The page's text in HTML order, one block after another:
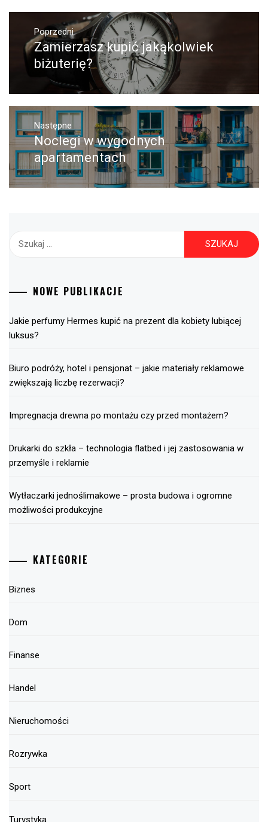
Nawigacja
wpisu
Poprzedni
Poprzedni
wpis:
Zamierzasz kupić jakąkolwiek
biżuterię?
Następne
Następny
post:
Noclegi w wygodnych
apartamentach
Szukaj:
NOWE PUBLIKACJE
Jakie perfumy Hermes kupić na prezent dla kobiety lubiącej
luksus?
Biuro podróży, hotel i pensjonat – jakie materiały reklamowe
zwiększają liczbę rezerwacji?
Impregnacja drewna po montażu czy przed montażem?
Drukarki do szkła – technologia flatbed i jej zastosowania w
przemyśle i reklamie
Wytłaczarki jednoślimakowe – prosta budowa i ogromne
możliwości produkcyjne
KATEGORIE
Biznes
Dom
Finanse
Handel
Nieruchomości
Rozrywka
Sport
Turystyka